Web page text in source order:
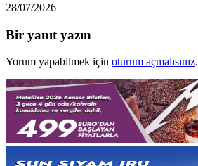
28/07/2026
Bir yanıt yazın
Yorum yapabilmek için oturum açmalısınız.